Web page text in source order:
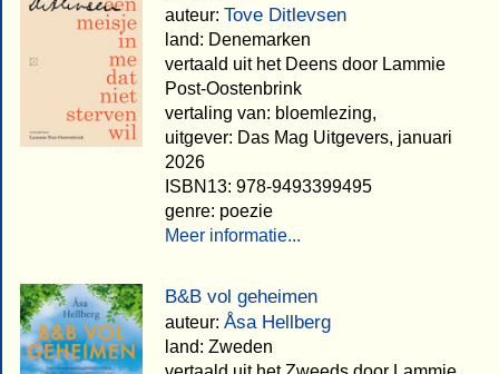
auteur: Tove Ditlevsen
land: Denemarken
vertaald uit het Deens door Lammie
Post-Oostenbrink
vertaling van: bloemlezing,
uitgever: Das Mag Uitgevers, januari
2026
ISBN13: 978-9493399495
genre: poezie
Meer informatie...
B&B vol geheimen
auteur: Åsa Hellberg
land: Zweden